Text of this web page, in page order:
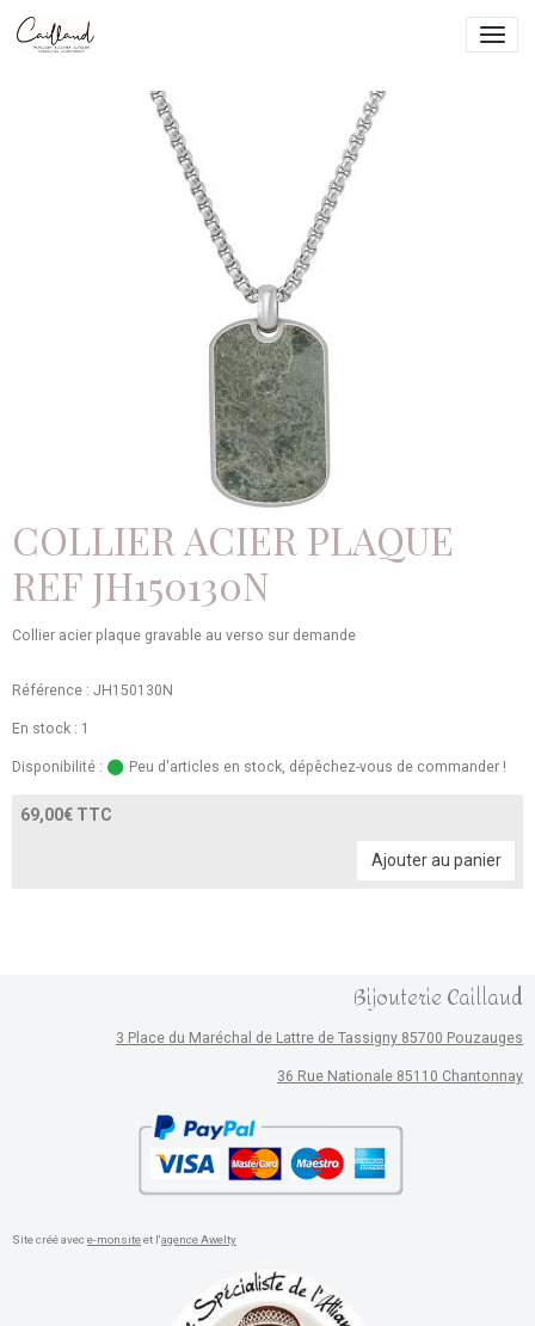
COLLIER ACIER PLAQUE
REF JH150130N
Collier acier plaque gravable au verso sur demande
Référence : JH150130N
En stock : 1
Disponibilité : Peu d'articles en stock, dépêchez-vous de commander !
69,00€ TTC
Ajouter au panier
Bijouterie Caillaud
3 Place du Maréchal de Lattre de Tassigny 85700 Pouzauges
36 Rue Nationale 85110 Chantonnay
Site créé avece-monsiteet l'agence Awelty